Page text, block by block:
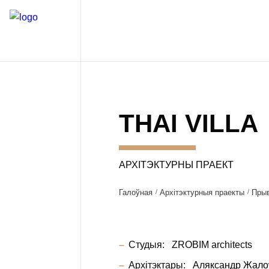
THAI VILLA
АРХІТЭКТУРНЫ ПРАЕКТ
Галоўная Архітэктурныя праекты
Студыя: ZROBIM architects
Архітэктары: Аляксандр